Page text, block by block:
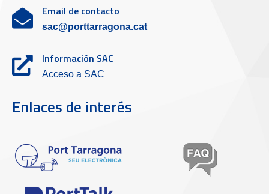
Email de contacto
sac@porttarragona.cat
Información SAC
Acceso a SAC
Enlaces de interés